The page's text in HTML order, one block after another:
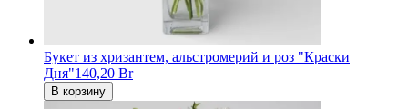
Букет из хризантем, альстромерий и роз "Краски
Дня"140,20 Br
В корзину